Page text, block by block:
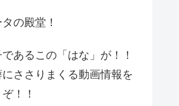
の殿堂！
あるこの「はな」が！！
ささりまくる動画情報を
！！